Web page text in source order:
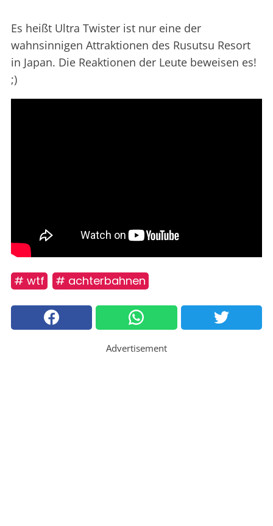
Es heißt Ultra Twister ist nur eine der
wahnsinnigen Attraktionen des Rusutsu Resort
in Japan. Die Reaktionen der Leute beweisen es!
;)
# wtf # achterbahnen
Advertisement